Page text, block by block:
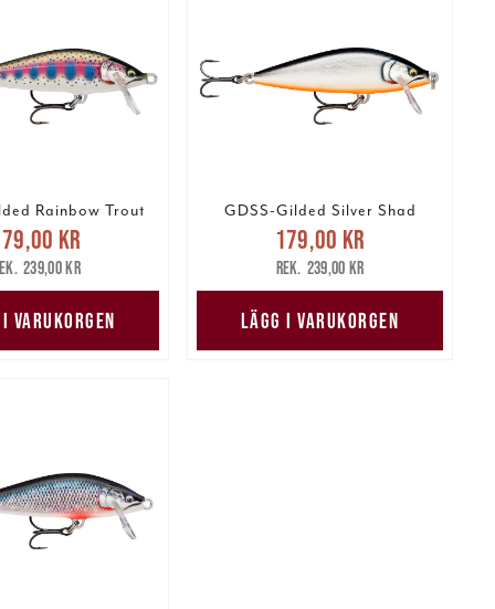
Rainbow Trout
pris:
krTidigare pris
kr
kr
239,00 kr
VARUKORGEN
GDSS-Gilded Silver Shad
Nuvarande pris:
179,00 krTidigare pris
239,00 kr
179,00 kr
239,00 kr
LÄGG I VARUKORGEN